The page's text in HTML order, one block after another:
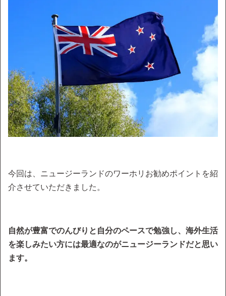
今回は、ニュージーランドのワーホリお勧めポイントを紹
介させていただきました。
自然が豊富でのんびりと自分のペースで勉強し、海外生活
を楽しみたい方には最適なのがニュージーランドだと思い
ます。